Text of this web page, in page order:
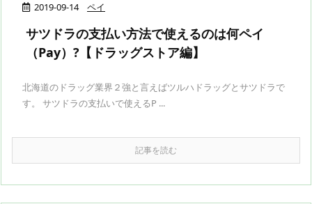
2019-09-14 ペイ
サツドラの支払い方法で使えるのは何ペイ
（Pay）?【ドラッグストア編】
北海道のドラッグ業界２強と言えばツルハドラッグとサツドラで
す。 サツドラの支払いで使えるP ...
記事を読む